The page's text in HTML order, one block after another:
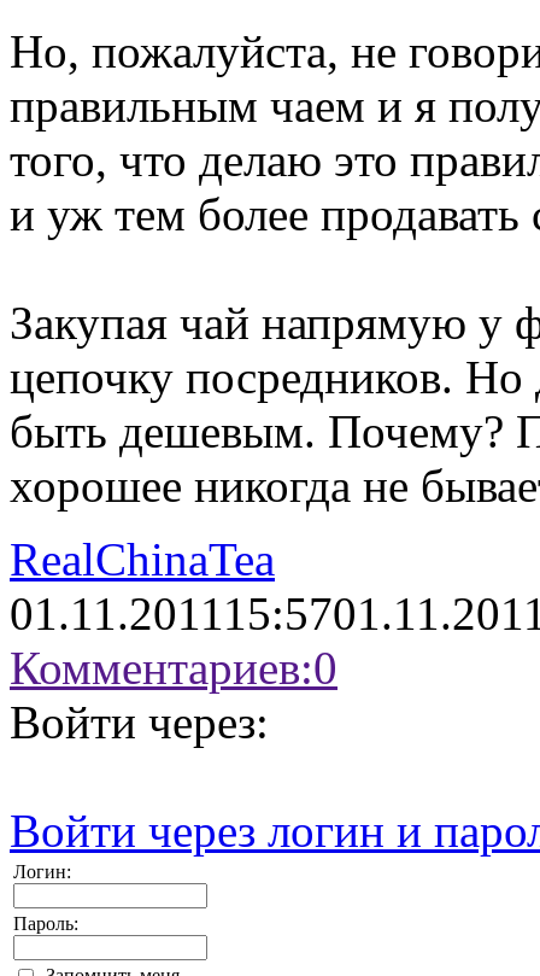
Но, пожалуйста, не
правильным чаем и я
того, что делаю это
и уж тем более
Закупая чай напрямую у
цепочку посредников.
быть дешевым. Почему?
хорошее никогда не
RealChinaTea
01.11.201115:57
Комментариев:0
Войти через:
Войти через логин и
Логин:
Пароль: